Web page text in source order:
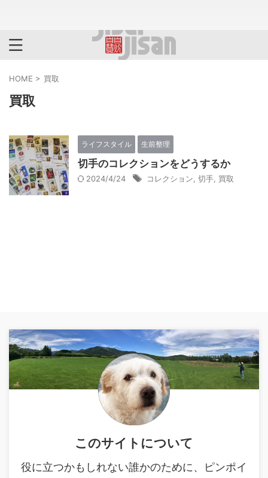
HOME > 買取
買取
ライフスタイル 生前整理
切手のコレクションをどうするか
2024/4/24 コレクション 切手 買取
このサイトについて
役に立つかもしれない誰かのために、ピンポイ